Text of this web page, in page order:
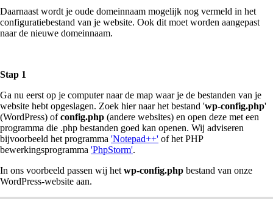
Daarnaast wordt je oude domeinnaam mogelijk nog vermeld in het
configuratiebestand van je website. Ook dit moet worden aangepast
naar de nieuwe domeinnaam.
Stap 1
Ga nu eerst op je computer naar de map waar je de bestanden van je
website hebt opgeslagen. Zoek hier naar het bestand 'wp-config.php'
(WordPress) ofconfig.php (andere websites) en open deze met een
programma die .php bestanden goed kan openen. Wij adviseren
bijvoorbeeld het programma 'Notepad++' of het PHP
bewerkingsprogramma 'PhpStorm'.
In ons voorbeeld passen wij het wp-config.php bestand van onze
WordPress-website aan.